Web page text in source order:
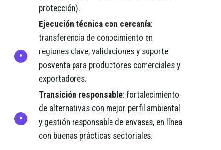
protección).
Ejecución técnica con cercanía:
transferencia de conocimiento en
regiones clave, validaciones y soporte
posventa para productores comerciales y
exportadores.
Transición responsable: fortalecimiento
de alternativas con mejor perfil ambiental
y gestión responsable de envases, en línea
con buenas prácticas sectoriales.